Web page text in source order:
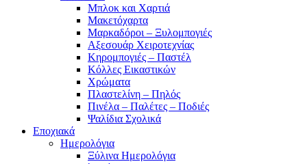
Μπλοκ και Χαρτιά
Μακετόχαρτα
Μαρκαδόροι – Ξυλομπογιές
Αξεσουάρ Χειροτεχνίας
Κηρομπογιές – Παστέλ
Κόλλες Εικαστικών
Χρώματα
Πλαστελίνη – Πηλός
Πινέλα – Παλέτες – Ποδιές
Ψαλίδια Σχολικά
Εποχιακά
Ημερολόγια
Ξύλινα Ημερολόγια